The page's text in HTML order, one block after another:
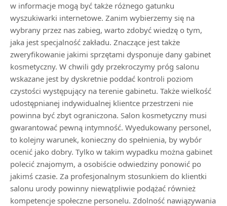
w informacje mogą być także różnego gatunku
wyszukiwarki internetowe. Zanim wybierzemy się na
wybrany przez nas zabieg, warto zdobyć wiedzę o tym,
jaka jest specjalność zakładu. Znaczące jest także
zweryfikowanie jakimi sprzętami dysponuje dany gabinet
kosmetyczny. W chwili gdy przekroczymy próg salonu
wskazane jest by dyskretnie poddać kontroli poziom
czystości występujący na terenie gabinetu. Także wielkość
udostępnianej indywidualnej klientce przestrzeni nie
powinna być zbyt ograniczona. Salon kosmetyczny musi
gwarantować pewną intymność. Wyedukowany personel,
to kolejny warunek, konieczny do spełnienia, by wybór
ocenić jako dobry. Tylko w takim wypadku można gabinet
polecić znajomym, a osobiście odwiedziny ponowić po
jakimś czasie. Za profesjonalnym stosunkiem do klientki
salonu urody powinny niewątpliwie podążać również
kompetencje społeczne personelu. Zdolność nawiązywania